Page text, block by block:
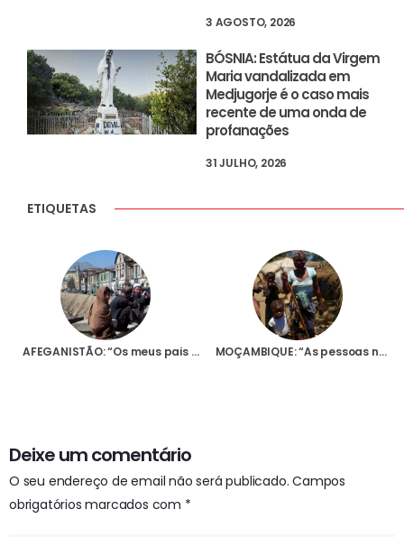
3 AGOSTO, 2026
BÓSNIA: Estátua da Virgem
Maria vandalizada em
Medjugorje é o caso mais
recente de uma onda de
profanações
31 JULHO, 2026
ETIQUETAS
AFEGANISTÃO: “Os meus pais foram mortos pelos Talibãs”, recorda, à Fundação AIS, um cristão que vive hoje em Itália MOÇAMBIQUE: “As pessoas não têm que comer, que vestir, onde ficar”, alerta padre português sobre a crise em Cabo Delgado
Deixe um comentário
O seu endereço de email não será publicado. Campos
obrigatórios marcados com *